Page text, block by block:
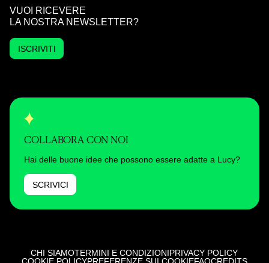
VUOI RICEVERE
LA NOSTRA NEWSLETTER?
ISCRIVITI
COLLABORA CON NOI
Hai delle buone idee che possono essere adatte a Lucy?
SCRIVICI
CHI SIAMOTERMINI E CONDIZIONIPRIVACY POLICY